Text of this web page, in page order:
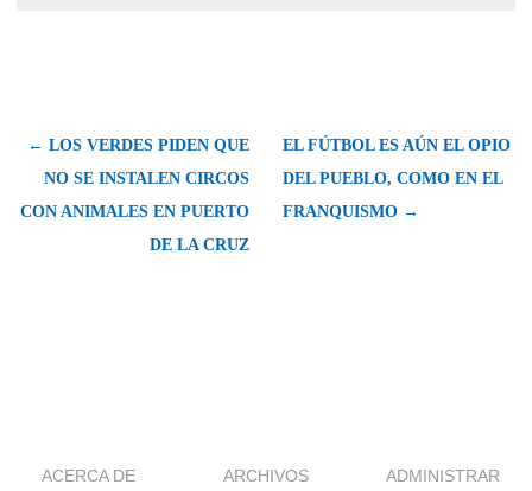
← LOS VERDES PIDEN QUE
NO SE INSTALEN CIRCOS
CON ANIMALES EN PUERTO
DE LA CRUZ
EL FÚTBOL ES AÚN EL OPIO
DEL PUEBLO, COMO EN EL
FRANQUISMO →
ACERCA DE ARCHIVOS ADMINISTRAR